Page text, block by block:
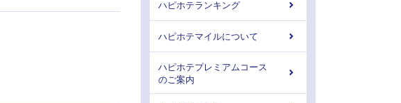
ハピホテランキング
ハピホテマイルについて
ハピホテプレミアムコース
のご案内